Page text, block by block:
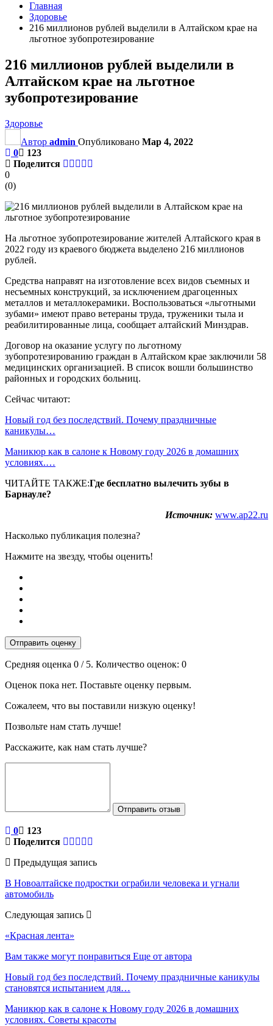
Главная
Здоровье
216 миллионов рублей выделили в Алтайском крае на
льготное зубопротезирование
216 миллионов рублей выделили в
Алтайском крае на льготное
зубопротезирование
Здоровье
Автор admin Опубликовано Мар 4, 2022
0
123
Поделится
0
(0)
На льготное зубопротезирование жителей Алтайского края в
2022 году из краевого бюджета выделено 216 миллионов
рублей.
Средства направят на изготовление всех видов съемных и
несъемных конструкций, за исключением драгоценных
металлов и металлокерамики. Воспользоваться «льготными
зубами» имеют право ветераны труда, труженики тыла и
реабилитированные лица, сообщает алтайский Минздрав.
Договор на оказание услугу по льготному
зубопротезированию граждан в Алтайском крае заключили 58
медицинских организацией. В список вошли большинство
районных и городских больниц.
Сейчас читают:
Новый год без последствий. Почему праздничные
каникулы…
Маникюр как в салоне к Новому году 2026 в домашних
условиях.…
ЧИТАЙТЕ ТАКЖЕ:Где бесплатно вылечить зубы в
Барнауле?
Источник: www.ap22.ru
Насколько публикация полезна?
Нажмите на звезду, чтобы оценить!
Отправить оценку
Средняя оценка 0 / 5. Количество оценок: 0
Оценок пока нет. Поставьте оценку первым.
Сожалеем, что вы поставили низкую оценку!
Позвольте нам стать лучше!
Расскажите, как нам стать лучше?
Отправить отзыв
0
123
Поделится
Предыдущая запись
В Новоалтайске подростки ограбили человека и угнали
автомобиль
Следующая запись
«Красная лента»
Вам также могут понравиться Еще от автора
Новый год без последствий. Почему праздничные каникулы
становятся испытанием для…
Маникюр как в салоне к Новому году 2026 в домашних
условиях. Советы красоты